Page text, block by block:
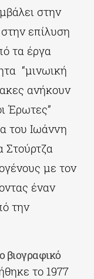
στην
επίλυση
τα έργα
“μινωική
ανήκουν
Έρωτες”
του Ιωάννη
Στούρτζα
με τον
έναν
την
βιογραφικό
το 1977